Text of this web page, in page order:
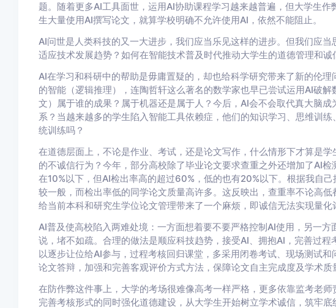
题。随着更多AI工具面世，运用AI协助课程学习越来越普遍，但大学生
生大量使用AI撰写论文，就算学校明确不允许使用AI，依然不能阻止。
AI问世是人类科技的又一大进步，我们应当乐见这样的进步。但我们应
适应技术发展趋势？如何在智能技术普及时代推动大学生的道德管理和诚
AI在学习和科研中的帮助是毋庸置疑的，却也给科学研究带来了新的伦
的智能（逻辑推理），连陶哲轩这么著名的数学家也早已尝试运用AI破
文）属于谁的成果？属于机器还是属于人？今后，AI会不会取代真大脑
系？当越来越多的学生陷入智能工具依赖症，他们的知识学习、思维训
统训练吗？
在道德层面上，不论是作业、考试，还是论文写作，什么情形下才算是
的不诚信行为？今年，部分高校除了毕业论文要求查重之外还增加了AI
在10%以下，但AI检出率高的超过60%，低的也有20%以下。根据我自
较一般，而检出率低的同学论文质量高许多。这反映出，查重率不论高
给当前本科和研究生学位论文管理带来了一个麻烦，即诚信无法实现量化
AI普及使高校陷入两难处境：一方面想着要不要严格控制AI使用，另一
说，堵不如疏。合理的做法是顺应科技趋势，接受AI、拥抱AI，完善过
以逐步让位给AI参与，过程考核回归课堂，多采用闭卷考试、现场测试
论文答辩，加强和完善客观评价方式方法，保障论文自主完成度及学术质
在防作弊这件事上，大学的考场很难像高考一样严格，更多依靠监考老
完善考核形式的同时强化道德建设，从大学生开始树立学术诚信，筑牢底